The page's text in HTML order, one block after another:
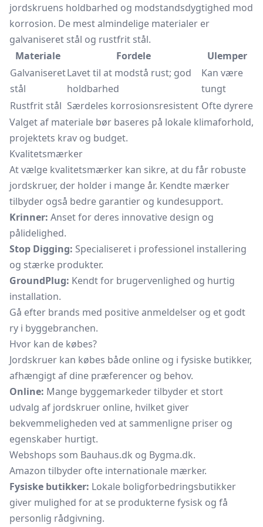
jordskruens holdbarhed og modstandsdygtighed mod
korrosion. De mest almindelige materialer er
galvaniseret stål og rustfrit stål.
Materiale
Fordele
Ulemper
Galvaniseret
stål
Lavet til at modstå rust; god
holdbarhed
Kan være
tungt
Rustfrit stål Særdeles korrosionsresistent Ofte dyrere
Valget af materiale bør baseres på lokale klimaforhold,
projektets krav og budget.
Kvalitetsmærker
At vælge kvalitetsmærker kan sikre, at du får robuste
jordskruer, der holder i mange år. Kendte mærker
tilbyder også bedre garantier og kundesupport.
Krinner: Anset for deres innovative design og
pålidelighed.
Stop Digging: Specialiseret i professionel installering
og stærke produkter.
GroundPlug: Kendt for brugervenlighed og hurtig
installation.
Gå efter brands med positive anmeldelser og et godt
ry i byggebranchen.
Hvor kan de købes?
Jordskruer kan købes både online og i fysiske butikker,
afhængigt af dine præferencer og behov.
Online: Mange byggemarkeder tilbyder et stort
udvalg af jordskruer online, hvilket giver
bekvemmeligheden ved at sammenligne priser og
egenskaber hurtigt.
Webshops som Bauhaus.dk og Bygma.dk.
Amazon tilbyder ofte internationale mærker.
Fysiske butikker: Lokale boligforbedringsbutikker
giver mulighed for at se produkterne fysisk og få
personlig rådgivning.